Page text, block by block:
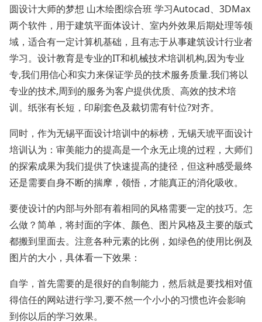
圆设计大师的梦想 山木绘图综合班 学习Autocad、3DMax
两个软件，用于建筑平面体设计、室内外效果后期处理等领
域，适合有一定计算机基础，且有志于从事建筑设计行业者
学习。设计教育是专业的IT和机械技术培训机构,因为专业
专,我们用信心和实力来保证学员的技术服务质量.我们将以
专业的技术,周到的服务为客户提供优质、高效的技术培
训。纸张有长短，印刷套色及裁切需有针位?对齐。
同时，作为无锡平面设计培训中的标榜，无锡天琥平面设计
培训认为：审美能力的提高是一个永无止境的过程，大师们
的探索成果为我们提供了快速提高的捷径，但这种感受最终
还是需要自身不断的揣摩，领悟，才能真正的消化吸收。
要使设计的内部与外部有着相同的风格需要一定的技巧。怎
么做？简单，将封面的字体、颜色、图片风格及主要的版式
都搬到里面去。注意各种元素的比例，如绿色的使用比例及
图片的大小，具体看一下效果：
自学，首先需要的是很好的自制能力，然后就是要找相对值
得信任的网站进行学习,要不然一个小小的习惯也许会影响
到你以后的学习效果。